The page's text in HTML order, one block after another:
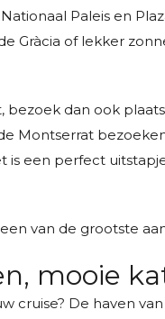
Paleis en
Gràcia of lekker
dan ook
Montserrat
is een perfect
van de grootste
mooie
cruise? De haven